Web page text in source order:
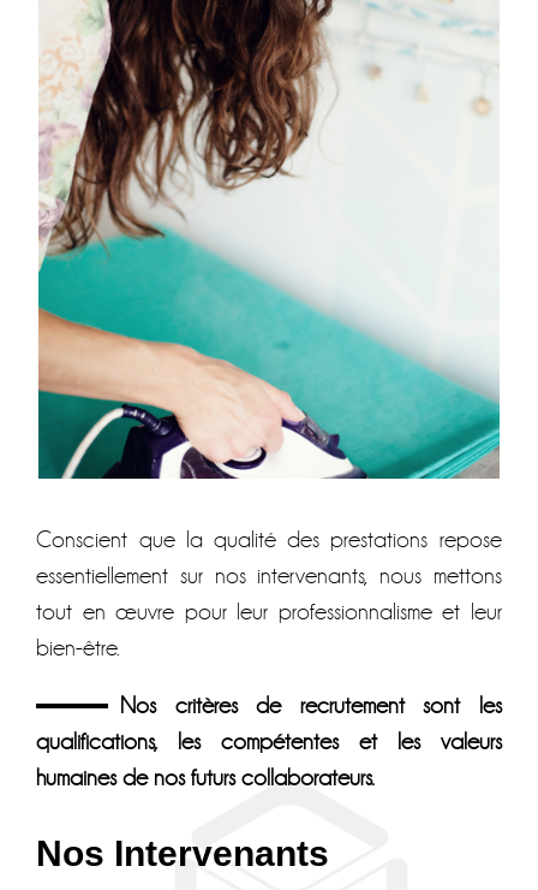
Conscient que la qualité des prestations repose
essentiellement sur nos intervenants, nous mettons
tout en œuvre pour leur professionnalisme et leur
bien-être.
Nos critères de recrutement sont les
qualifications, les compétentes et les valeurs
humaines de nos futurs collaborateurs.
Nos Intervenants